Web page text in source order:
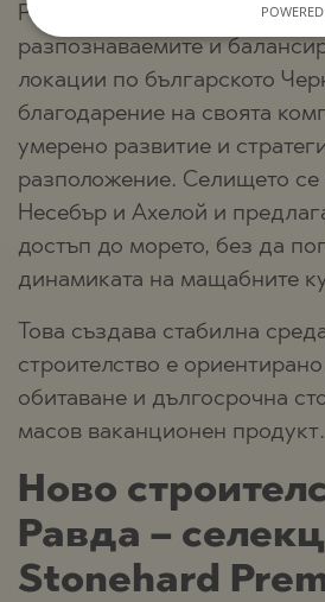
Равда се утвърждава като
разпознаваемите и
локации по българското
благодарение на своята
умерено развитие и
разположение. Селището
Несебър и Ахелой и
достъп до морето, без да
динамиката на мащабните
Това създава стабилна
строителство е
обитаване и дългосрочна
масов ваканционен продукт.
Ново
Равда –
Stonehard